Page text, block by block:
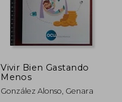
Vivir Bien Gastando
Menos
González Alonso, Genara